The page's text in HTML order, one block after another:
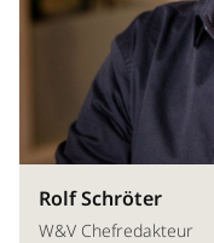
Rolf Schröter
W&V Chefredakteur